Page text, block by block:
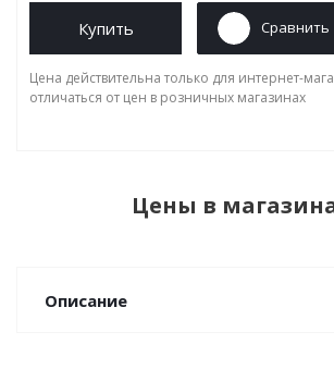
Купить Сравнить
Цена действительна только для интернет-
отличаться от цен в розничных магазинах
Цены в
Описание